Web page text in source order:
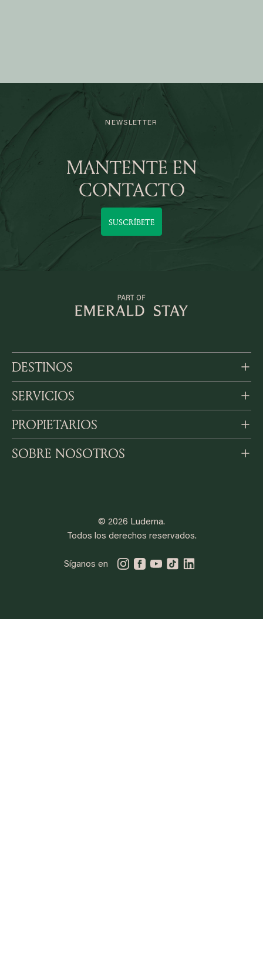
NEWSLETTER
MANTENTE EN
CONTACTO
SUSCRÍBETE
DESTINOS
SERVICIOS
PROPIETARIOS
SOBRE NOSOTROS
© 2026 Luderna.
Todos los derechos reservados.
Síganos en